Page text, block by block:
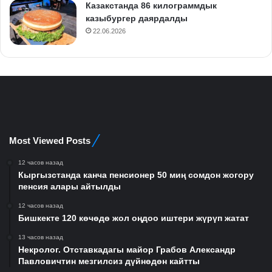
Казакстанда 86 килограммдык
казыбургер даярдалды
22.06.2026
Most Viewed Posts
12 часов назад
Кыргызстанда канча пенсионер 50 миң сомдон жогору
пенсия алары айтылды
12 часов назад
Бишкекте 120 көчөдө жол оңдоо иштери жүрүп жатат
13 часов назад
Некролог. Отставкадагы майор Грабов Александр
Павловичтин мезгилсиз дүйнөдөн кайтты